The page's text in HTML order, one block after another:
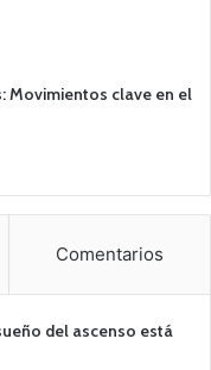
Movimientos clave en el
Comentarios
del ascenso está